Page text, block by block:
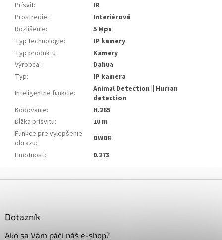
Prísvit:
IR
Prostredie:
Interiérová
Rozlíšenie:
5 Mpx
Typ technológie:
IP kamery
Typ produktu:
Kamery
Výrobca:
Dahua
Typ:
IP kamera
Inteligentné funkcie:
Animal Detection || Human
detection
Kódovanie:
H.265
Dĺžka prísvitu:
10 m
Funkce pre vylepšenie
obrazu:
DWDR
Hmotnosť: 0.273
Dotazník
Ako sa Vám páči náš e-shop?